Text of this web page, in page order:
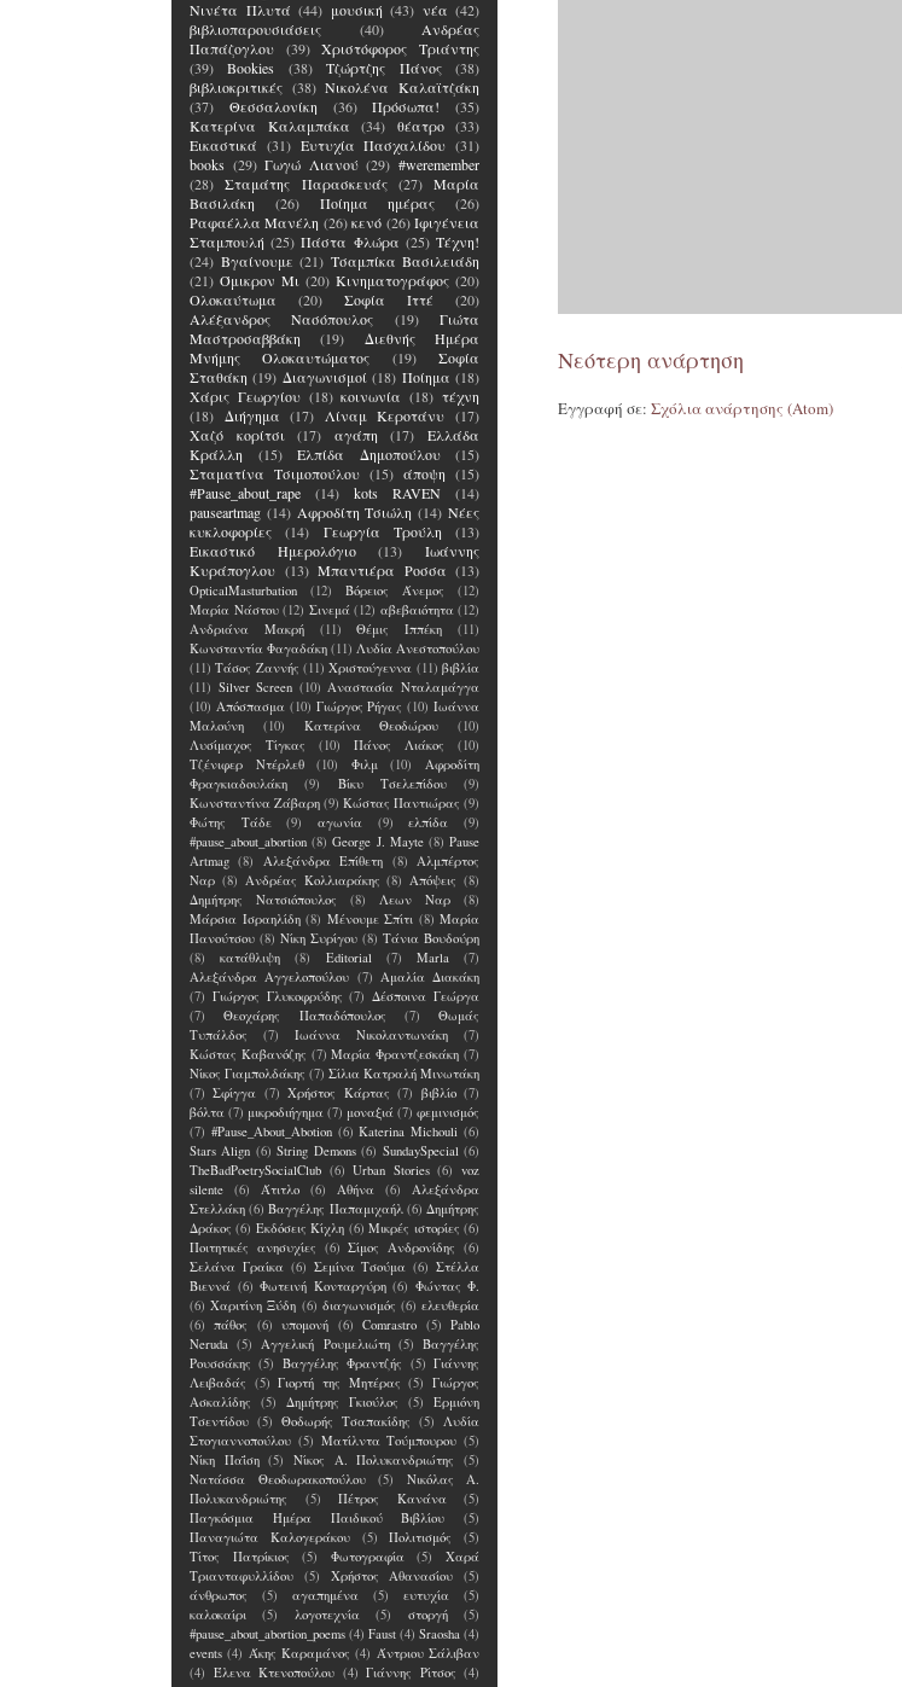
Νεότερη ανάρτηση
Εγγραφή σε: Σχόλια ανάρτησης (Atom)
Νινέτα Πλυτά (44) μουσική (43) νέα (42)
βιβλιοπαρουσιάσεις
(40)
Ανδρέας
Παπάζογλου
(39)
Χριστόφορος Τριάντης
(39)
Bookies (38) Τζώρτζης Πάνος
(38)
βιβλιοκριτικές (38) Νικολένα Καλαϊτζάκη
(37)
Θεσσαλονίκη (36) Πρόσωπα!
(35)
Κατερίνα Καλαμπάκα
(34) θέατρο (33)
Εικαστικά (31) Ευτυχία Πασχαλίδου (31)
books (29) Γωγώ Λιανού (29) #weremember
(28) Σταμάτης Παρασκευάς (27) Μαρία
Βασιλάκη
(26) Ποίημα ημέρας
(26)
Ραφαέλλα Μανέλη (26) κενό (26) Ιφιγένεια
Σταμπουλή (25) Πάστα Φλώρα (25) Τέχνη!
(24) Βγαίνουμε (21) Τσαμπίκα Βασιλειάδη
(21) Όμικρον Μι (20) Κινηματογράφος (20)
Ολοκαύτωμα
(20) Σοφία Ιττέ
(20)
Αλέξανδρος Νασόπουλος
(19)
Γιώτα
Μαστροσαββάκη
(19)
Διεθνής Ημέρα
Μνήμης Ολοκαυτώματος
(19)
Σοφία
Σταθάκη (19) Διαγωνισμοί (18) Ποίημα (18)
Χάρις Γεωργίου (18) κοινωνία (18) τέχνη
(18)
Διήγημα (17) Λίναμ Κεροτάνυ (17)
Χαζό κορίτσι
(17) αγάπη (17)
Ελλάδα
Κράλλη
(15) Ελπίδα Δημοπούλου
(15)
Σταματίνα Τσιμοπούλου (15) άποψη (15)
#Pause_about_rape
(14) kots RAVEN
(14)
pauseartmag (14) Αφροδίτη Τσιώλη (14) Νέες
κυκλοφορίες
(14) Γεωργία Τρούλη
(13)
Εικαστικό Ημερολόγιο
(13)
Ιωάννης
Κυράπογλου (13) Μπαντιέρα Ροσσα (13)
OpticalMasturbation (12) Βόρειος Άνεμος
(12)
Μαρία Νάστου (12) Σινεμά (12) αβεβαιότητα (12)
Ανδριάνα Μακρή
(11) Θέμις Ιππέκη
(11)
Κωνσταντία Φαγαδάκη (11) Λυδία Ανεστοπούλου
(11) Τάσος Ζαννής (11) Χριστούγεννα (11) βιβλία
(11) Silver Screen (10) Αναστασία Νταλαμάγγα
(10) Απόσπασμα (10) Γιώργος Ρήγας (10) Ιωάννα
Μαλούνη
(10) Κατερίνα Θεοδώρου
(10)
Λυσίμαχος Τίγκας
(10) Πάνος Λιάκος
(10)
Τζένιφερ Ντέρλεθ
(10) Φιλμ (10)
Αφροδίτη
Φραγκιαδουλάκη
(9) Βίκυ Τσελεπίδου
(9)
Κωνσταντίνα Ζάβαρη (9) Κώστας Παντιώρας (9)
Φώτης Τάδε
(9) αγωνία (9) ελπίδα
(9)
#pause_about_abortion (8) George J. Mayte (8) Pause
Artmag (8) Αλεξάνδρα Επίθετη (8) Αλμπέρτος
Ναρ (8) Ανδρέας Κολλιαράκης (8) Απόψεις (8)
Δημήτρης Νατσιόπουλος
(8) Λεων Ναρ
(8)
Μάρσια Ισραηλίδη (8) Μένουμε Σπίτι (8) Μαρία
Πανούτσου (8) Νίκη Συρίγου (8) Τάνια Βουδούρη
(8)
κατάθλιψη (8) Editorial (7) Marla
(7)
Αλεξάνδρα Αγγελοπούλου (7) Αμαλία Διακάκη
(7) Γιώργος Γλυκοφρύδης (7) Δέσποινα Γεώργα
(7)
Θεοχάρης Παπαδόπουλος (7)
Θωμάς
Τυπάλδος
(7) Ιωάννα Νικολαντωνάκη
(7)
Κώστας Καβανόζης (7) Μαρία Φραντζεσκάκη (7)
Νίκος Γιαμπολδάκης (7) Σίλια Κατραλή Μινωτάκη
(7) Σφίγγα (7) Χρήστος Κάρτας (7) βιβλίο (7)
βόλτα (7) μικροδιήγημα (7) μοναξιά (7) φεμινισμός
(7) #Pause_About_Abotion (6) Katerina Michouli (6)
Stars Align (6) String Demons (6) SundaySpecial (6)
TheBadPoetrySocialClub (6) Urban Stories (6) voz
silente
(6) Άτιτλο (6) Αθήνα (6)
Αλεξάνδρα
Στελλάκη (6) Βαγγέλης Παπαμιχαήλ (6) Δημήτρης
Δράκος (6) Εκδόσεις Κίχλη (6) Μικρές ιστορίες (6)
Ποιτητικές ανησυχίες (6) Σίμος Ανδρονίδης (6)
Σελάνα Γραίκα (6) Σεμίνα Τσούμα (6) Στέλλα
Βιεννά (6) Φωτεινή Κονταργύρη (6) Φώντας Φ.
(6) Χαριτίνη Ξύδη (6) διαγωνισμός (6) ελευθερία
(6)
πάθος (6) υπομονή (6) Comrastro (5) Pablo
Neruda (5) Αγγελική Ρουμελιώτη (5) Βαγγέλης
Ρουσσάκης (5) Βαγγέλης Φραντζής (5) Γιάννης
Λειβαδάς (5) Γιορτή της Μητέρας (5) Γιώργος
Ασκαλίδης
(5) Δημήτρης Γκιούλος (5)
Ερμιόνη
Τσεντίδου (5) Θοδωρής Τσαπακίδης (5) Λυδία
Στογιαννοπούλου (5) Ματίλντα Τούμπουρου (5)
Νίκη Παΐση (5) Νίκος Α. Πολυκανδριώτης
(5)
Νατάσσα Θεοδωρακοπούλου
(5)
Νικόλας Α.
Πολυκανδριώτης
(5) Πέτρος Κανάνα
(5)
Παγκόσμια Ημέρα Παιδικού Βιβλίου
(5)
Παναγιώτα Καλογεράκου
(5) Πολιτισμός
(5)
Τίτος Πατρίκιος
(5) Φωτογραφία (5)
Χαρά
Τριανταφυλλίδου
(5) Χρήστος Αθανασίου
(5)
άνθρωπος
(5) αγαπημένα (5) ευτυχία
(5)
καλοκαίρι
(5) λογοτεχνία (5) στοργή
(5)
#pause_about_abortion_poems (4) Faust (4) Sraosha (4)
events (4) Άκης Καραμάνος (4) Άντριου Σάλιβαν
(4) Έλενα Kτενοπούλου (4) Γιάννης Ρίτσος (4)